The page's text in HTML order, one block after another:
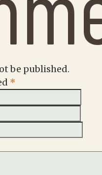
be published.
*